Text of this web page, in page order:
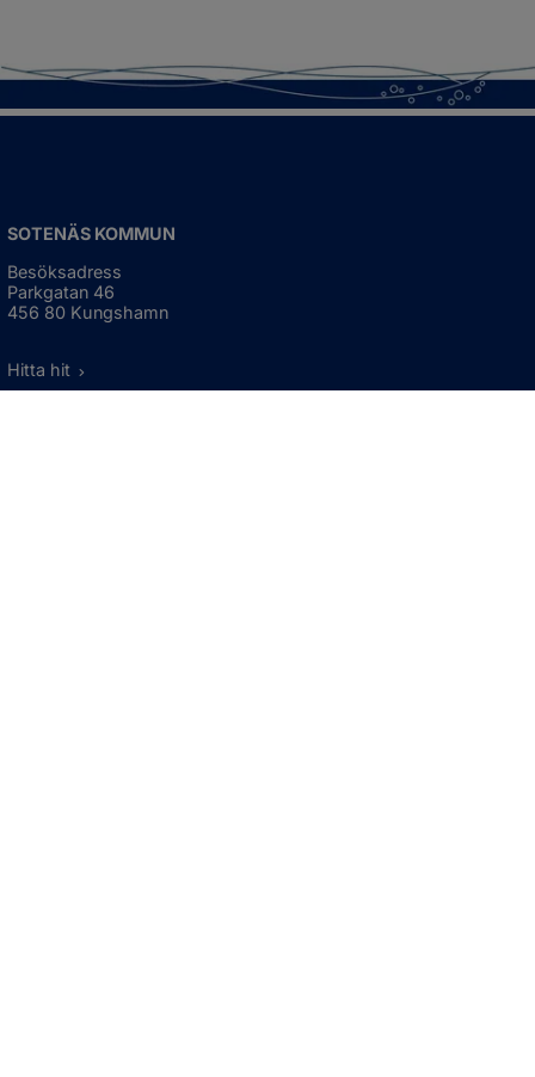
SOTENÄS KOMMUN
Besöksadress
Parkgatan 46
456 80 Kungshamn
Hitta hit